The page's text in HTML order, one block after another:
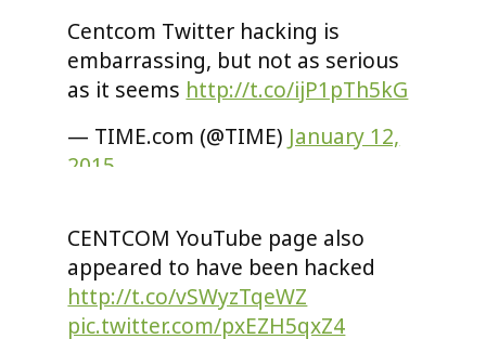
(@washingtonpost)
January 12,
2015
Centcom Twitter hacking is
embarrassing, but not as serious
as it seems http://t.co/ijP1pTh5kG
— TIME.com (@TIME) January 12,
2015
CENTCOM YouTube page also
appeared to have been hacked
http://t.co/vSWyzTqeWZ
pic.twitter.com/pxEZH5qxZ4